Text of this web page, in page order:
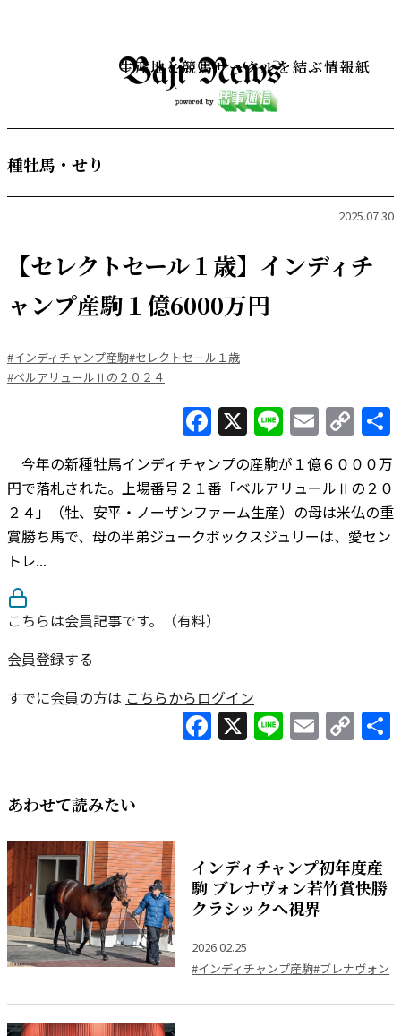
生産地と競馬サークルを結ぶ情報紙
種牡馬・せり
2025.07.30
【セレクトセール１歳】インディチ
ャンプ産駒１億6000万円
#インディチャンプ産駒#セレクトセール１歳
#ベルアリュールⅡの２０２４
Facebook
X LineEmail
今年の新種牡馬インディチャンプの産駒が１億６０００万
円で落札された。上場番号２１番「ベルアリュールⅡの２０
２４」（牡、安平・ノーザンファーム生産）の母は米仏の重
賞勝ち馬で、母の半弟ジュークボックスジュリーは、愛セン
トレ...
こちらは会員記事です。（有料）
会員登録する
すでに会員の方は こちらからログイン
Facebook
X LineEmail
あわせて読みたい
インディチャンプ初年度産
駒 ブレナヴォン若竹賞快勝
クラシックへ視界
2026.02.25
#インディチャンプ産駒#ブレナヴォン